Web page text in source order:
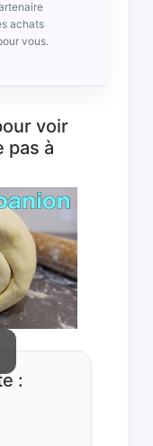
achats
vous.
voir
pas à
: